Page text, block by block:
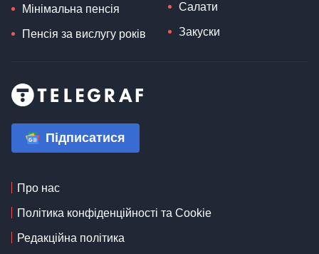
Мінімальна пенсія
Пенсія за вислугу років
Салати
Закуски
Підписатися
Про нас
Політика конфіденційності та Cookie
Редакційна політика